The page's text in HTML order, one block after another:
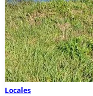
Locales